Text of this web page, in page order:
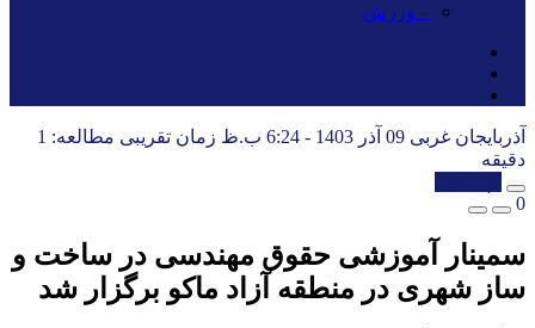
– ورزش
آذربایجان غربی 09 آذر 1403 - 6:24 ب.ظ
زمان تقریبی مطالعه: 1
دقیقه
0
سمینار آموزشی حقوق مهندسی در ساخت و
ساز شهری در منطقه آزاد ماکو برگزار شد